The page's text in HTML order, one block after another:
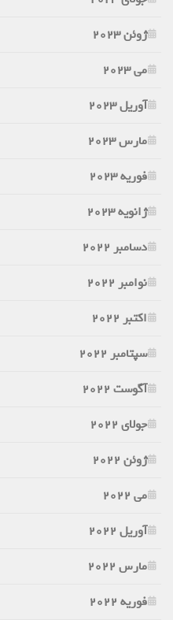
ژوئن 2023
می 2023
آوریل 2023
مارس 2023
فوریه 2023
ژانویه 2023
دسامبر 2022
نوامبر 2022
اکتبر 2022
سپتامبر 2022
آگوست 2022
جولای 2022
ژوئن 2022
می 2022
آوریل 2022
مارس 2022
فوریه 2022